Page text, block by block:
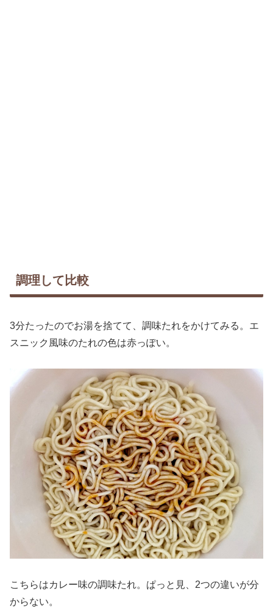
調理して比較
3分たったのでお湯を捨てて、調味たれをかけてみる。エ
スニック風味のたれの色は赤っぽい。
こちらはカレー味の調味たれ。ぱっと見、2つの違いが分
からない。